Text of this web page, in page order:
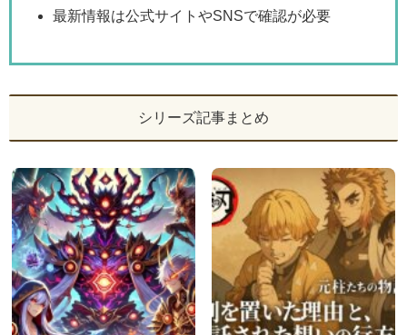
最新情報は公式サイトやSNSで確認が必要
シリーズ記事まとめ